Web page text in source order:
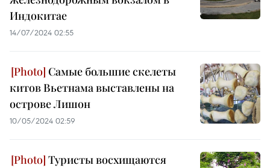
Индокитае
14/07/2024 02:55
Самые большие скелеты
китов Вьетнама выставлены на
острове Лишон
10/05/2024 02:59
Туристы восхищаются